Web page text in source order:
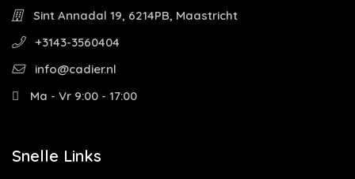
Sint Annadal 19, 6214PB, Maastricht
+3143-3560404
info@cadier.nl
Ma - Vr 9:00 - 17:00
Snelle Links